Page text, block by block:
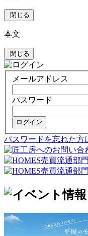
閉じる
本文
閉じる
メールアドレス
パスワード
ログイン
パスワードを忘れた方